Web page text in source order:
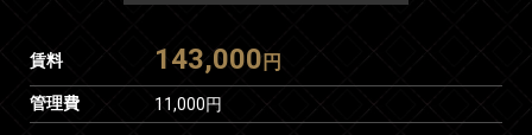
賃料 143,000 円
管理費 11,000円